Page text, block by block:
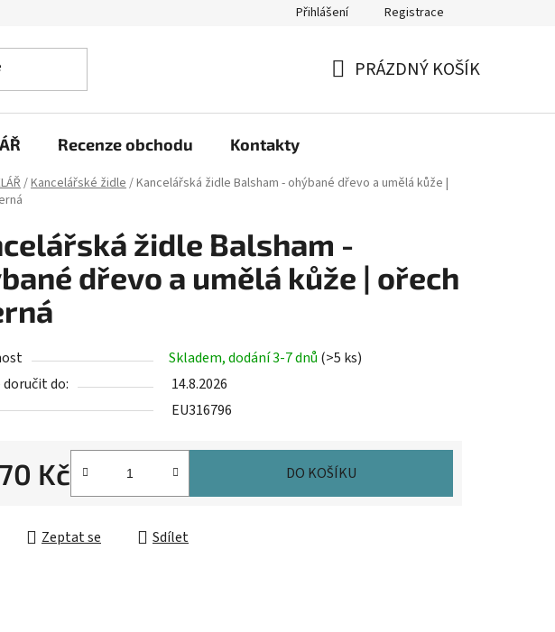
Podmínky ochrany osobních údajů
Přihlášení Registrace
PRÁZDNÝ KOŠÍK
Recenze obchodu Kontakty
/Kancelářské židle/Kancelářská židle Balsham - ohýbané dřevo a umělá kůže |
židle Balsham -
dřevo a umělá kůže | ořech
Skladem, dodání 3-7 dnů (>5 ks)
doručit do:
14.8.2026
EU316796
Kč DO KOŠÍKU
Zeptat se Sdílet